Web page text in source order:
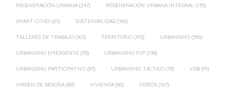
REGENERACIÓN URBANA (247) REGENERACIÓN URBANA INTEGRAL (135)
SMART CITIES (63) SOSTENIBILIDAD (166)
TALLERES DE TRABAJO (163) TERRITORIO (193) URBANISMO (596)
URBANISMO EMERGENTE (95) URBANISMO P2P (138)
URBANISMO PARTICIPATIVO (83) URBANISMO TÁCTICO (78) VDB (91)
VIRGEN DE BEGOÑA (89) VIVIENDA (60) VÍDEOS (167)